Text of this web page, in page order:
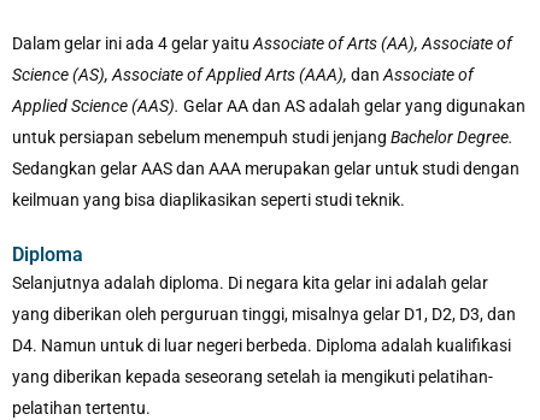
Dalam gelar ini ada 4 gelar yaituAssociate of Arts (AA), Associate of
Science (AS), Associate of Applied Arts (AAA), danAssociate of
Applied Science (AAS). Gelar AA dan AS adalah gelar yang digunakan
untuk persiapan sebelum menempuh studi jenjang Bachelor Degree.
Sedangkan gelar AAS dan AAA merupakan gelar untuk studi dengan
keilmuan yang bisa diaplikasikan seperti studi teknik.
Diploma
Selanjutnya adalah diploma. Di negara kita gelar ini adalah gelar
yang diberikan oleh perguruan tinggi, misalnya gelar D1, D2, D3, dan
D4. Namun untuk di luar negeri berbeda. Diploma adalah kualifikasi
yang diberikan kepada seseorang setelah ia mengikuti pelatihan-
pelatihan tertentu.